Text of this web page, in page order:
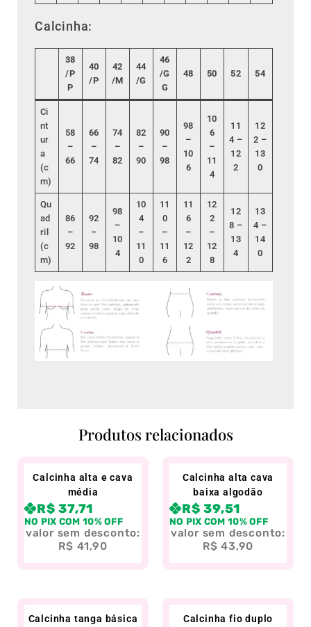
Calcinha:
38
/P
P
40
/P
42
/M
44
/G
46
/G
G
48 50 52 54
Ci
nt
ur
a
(c
m)
58
–
66
66
–
74
74
–
82
82
–
90
90
–
98
98
–
10
6
10
6
–
11
4
11
4 –
12
2
12
2 –
13
0
Qu
ad
ril
(c
m)
86
–
92
92
–
98
98
–
10
4
10
4
–
11
0
11
0
–
11
6
11
6
–
12
2
12
2
–
12
8
12
8 –
13
4
13
4 –
14
0
Produtos relacionados
Calcinha alta e cava
média
R$ 37,71
NO PIX COM 10% OFF
valor sem desconto:
R$ 41,90
Calcinha alta cava
baixa algodão
R$ 39,51
NO PIX COM 10% OFF
valor sem desconto:
R$ 43,90
Calcinha tanga básica
Calcinha fio duplo